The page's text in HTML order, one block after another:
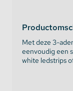
Met deze 3-
eenvoudig een
white ledstrips